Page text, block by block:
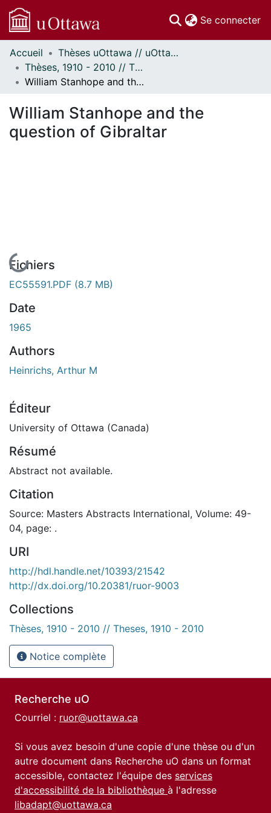
Se connecter
Communautés
et collections
Parcourir
À propos
Accueil
Thèses uOttawa // uOttawa Theses
Thèses, 1910 - 2010 // Theses, 1910 - 2010
William Stanhope and the question of Gibraltar
William Stanhope and the
question of Gibraltar
En cours de chargement...
Fichiers
EC55591.PDF (8.7 MB)
Date
1965
Authors
Heinrichs, Arthur M
Éditeur
University of Ottawa (Canada)
Résumé
Abstract not available.
Citation
Source: Masters Abstracts International, Volume: 49-
04, page: .
URI
http://hdl.handle.net/10393/21542
http://dx.doi.org/10.20381/ruor-9003
Collections
Thèses, 1910 - 2010 // Theses, 1910 - 2010
Notice complète
Recherche uO
Courriel : ruor@uottawa.ca
Si vous avez besoin d'une copie d'une thèse ou d'un
autre document dans Recherche uO dans un format
accessible, contactez l'équipe des services
d'accessibilité de la bibliothèque à l'adresse
libadapt@uottawa.ca